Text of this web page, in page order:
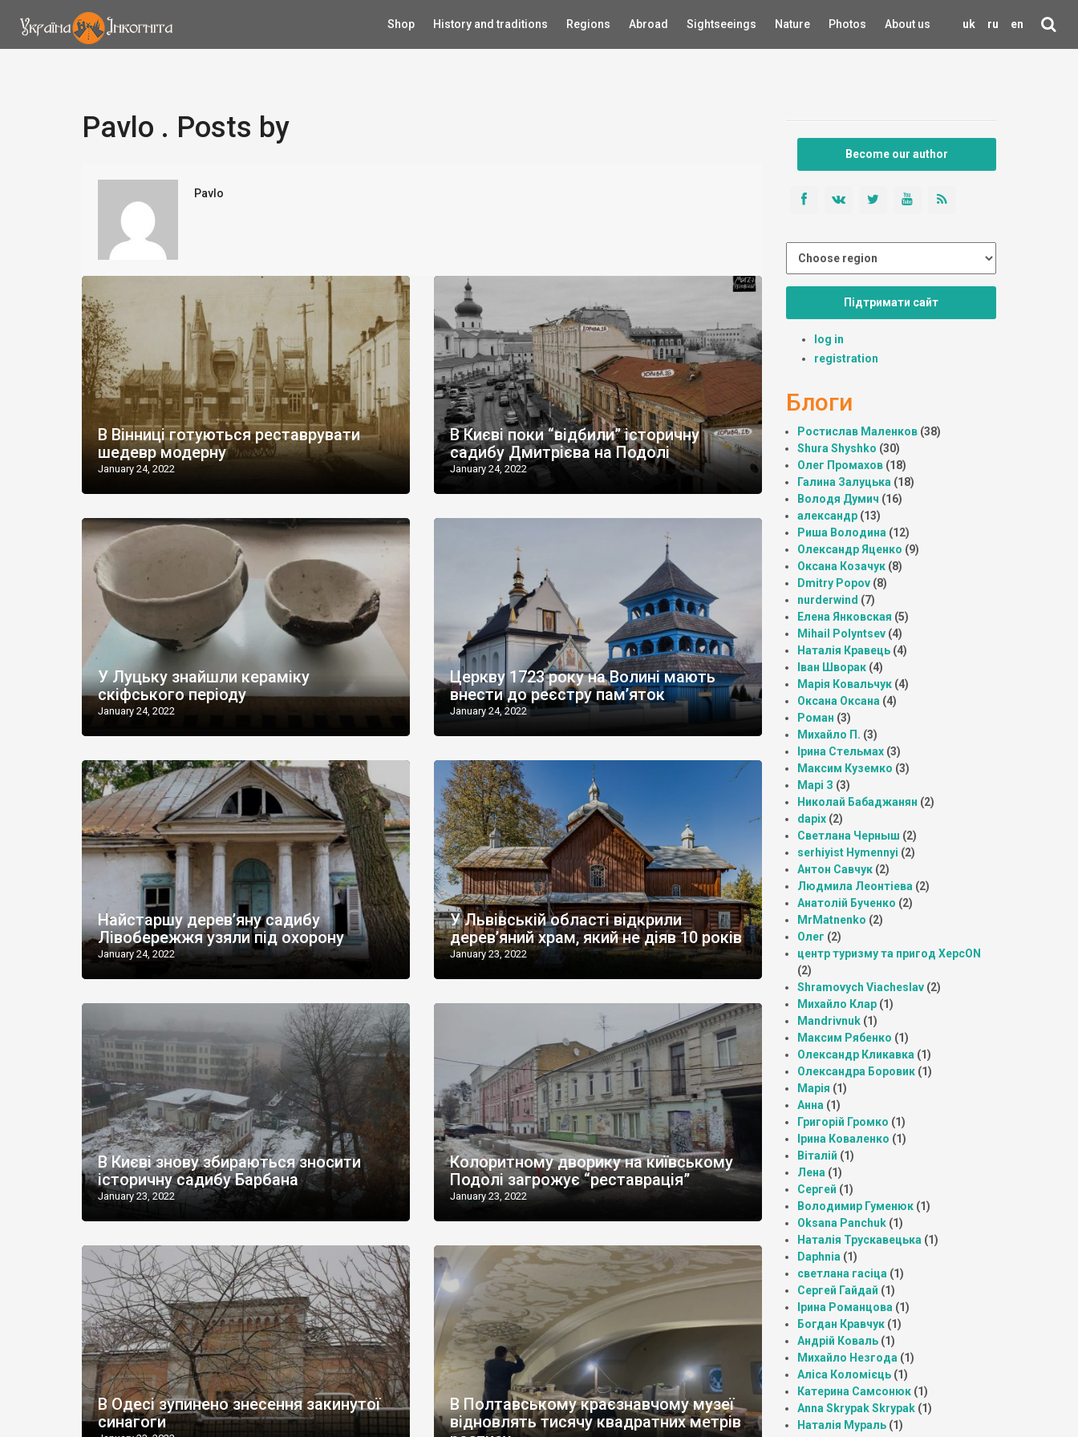
uk ru en
Shop History and traditions Regions Abroad Sightseeings Nature Photos About us
Pavlo . Posts by
Pavlo
В Вінниці готуються реставрувати
шедевр модерну
January 24, 2022
В Києві поки “відбили” історичну
садибу Дмитрієва на Подолі
January 24, 2022
У Луцьку знайшли кераміку
скіфського періоду
January 24, 2022
Церкву 1723 року на Волині мають
внести до реєстру пам’яток
January 24, 2022
Найстаршу дерев’яну садибу
Лівобережжя узяли під охорону
January 24, 2022
У Львівській області відкрили
дерев’яний храм, який не діяв 10 років
January 23, 2022
В Києві знову збираються зносити
історичну садибу Барбана
January 23, 2022
Колоритному дворику на київському
Подолі загрожує “реставрація”
January 23, 2022
В Одесі зупинено знесення закинутої
синагоги
В Полтавському краєзнавчому музеї
відновлять тисячу квадратних метрів
Become our author
Підтримати сайт
log in
registration
Блоги
Ростислав Маленков(38)
Shura Shyshko (30)
Олег Промахов(18)
Галина Залуцька (18)
Володя Думич (16)
александр(13)
Риша Володина (12)
Олександр Яценко (9)
Оксана Козачук(8)
Dmitry Popov(8)
nurderwind (7)
Елена Янковская (5)
Mihail Polyntsev(4)
Наталія Кравець(4)
Іван Шворак(4)
Марія Ковальчук(4)
Оксана Оксана (4)
Роман (3)
Михайло П. (3)
Ірина Стельмах(3)
Максим Куземко (3)
Марі З (3)
Николай Бабаджанян (2)
dapix(2)
Светлана Черныш (2)
serhiyist Hymennyi (2)
Антон Савчук(2)
Людмила Леонтіева (2)
Анатолій Бученко (2)
MrMatnenko (2)
Олег (2)
центр туризму та пригод ХерсON
(2)
Shramovych Viacheslav(2)
Михайло Клар(1)
Mandrivnuk(1)
Максим Рябенко (1)
Олександр Кликавка (1)
Олександра Боровик(1)
Марія (1)
Анна (1)
Григорій Громко (1)
Ірина Коваленко (1)
Віталій (1)
Лена (1)
Сергей (1)
Володимир Гуменюк(1)
Oksana Panchuk(1)
Наталія Трускавецька (1)
Daphnia (1)
светлана гасіца (1)
Сергей Гайдай (1)
Ірина Романцова (1)
Богдан Кравчук(1)
Андрій Коваль(1)
Михайло Незгода (1)
Аліса Коломієць(1)
Катерина Самсонюк(1)
Anna Skrypak Skrypak(1)
Наталія Мураль(1)